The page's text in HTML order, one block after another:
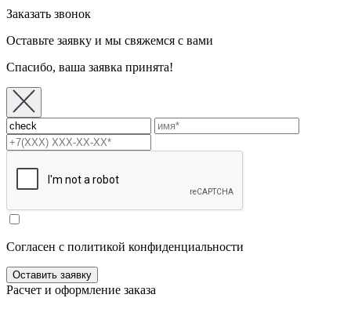
Заказать звонок
Оставьте заявку и мы свяжемся с вами
Спасибо, ваша заявка принята!
Согласен с политикой конфиденциальности
Расчет и оформление заказа